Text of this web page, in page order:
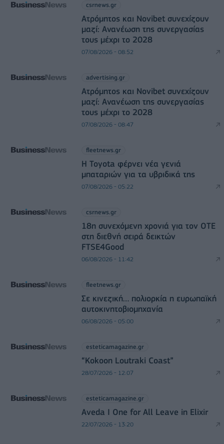
csrnews.gr
Ατρόμητος και Novibet συνεχίζουν
μαζί: Ανανέωση της συνεργασίας
τους μέχρι το 2028
07/08/2026 - 08:52
advertising.gr
Ατρόμητος και Novibet συνεχίζουν
μαζί: Ανανέωση της συνεργασίας
τους μέχρι το 2028
07/08/2026 - 08:47
fleetnews.gr
Η Toyota φέρνει νέα γενιά
μπαταριών για τα υβριδικά της
07/08/2026 - 05:22
csrnews.gr
18η συνεχόμενη χρονιά για τον ΟΤΕ
στη διεθνή σειρά δεικτών
FTSE4Good
06/08/2026 - 11:42
fleetnews.gr
Σε κινεζική… πολιορκία η ευρωπαϊκή
αυτοκινητοβιομηχανία
06/08/2026 - 05:00
esteticamagazine.gr
“Kokoon Loutraki Coast”
28/07/2026 - 12:07
esteticamagazine.gr
Aveda I One for All Leave in Elixir
22/07/2026 - 13:20